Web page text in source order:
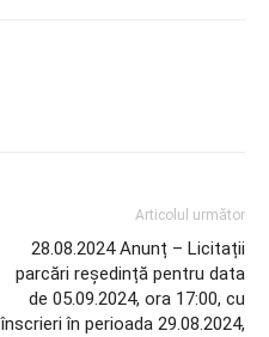
Articolul următor
28.08.2024 Anunț – Licitații
parcări reședință pentru data
de 05.09.2024, ora 17:00, cu
înscrieri în perioada 29.08.2024,